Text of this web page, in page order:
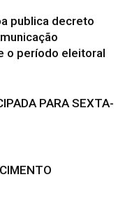
publica decreto
o período eleitoral
PARA SEXTA-